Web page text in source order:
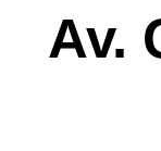
Av.